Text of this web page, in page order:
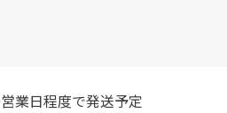
業日程度で発送予定